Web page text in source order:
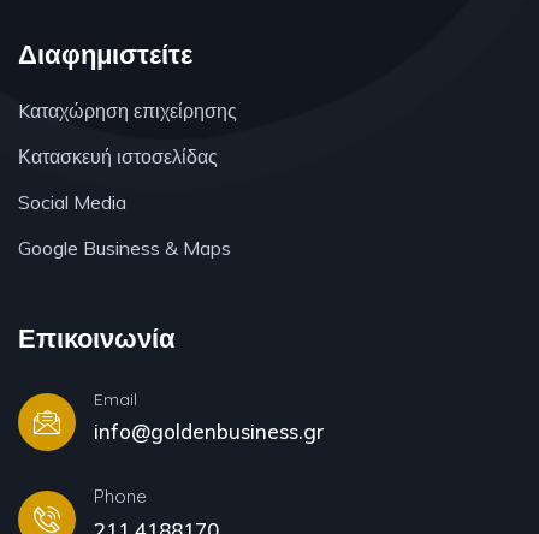
Διαφημιστείτε
Kαταχώρηση επιχείρησης
Κατασκευή ιστοσελίδας
Social Media
Google Business & Maps
Επικοινωνία
Email
info@goldenbusiness.gr
Phone